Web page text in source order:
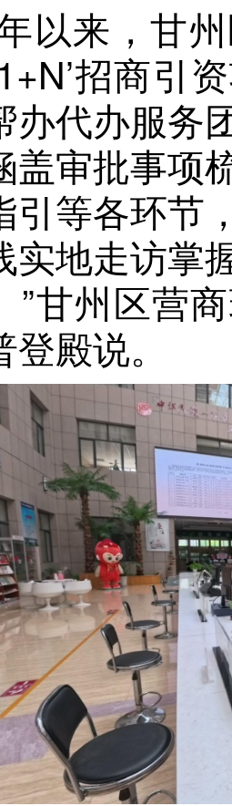
以来，甘
招商引
办代办服务
盖审批事项
引等各环节
实地走访掌
”甘州区营
殿说。